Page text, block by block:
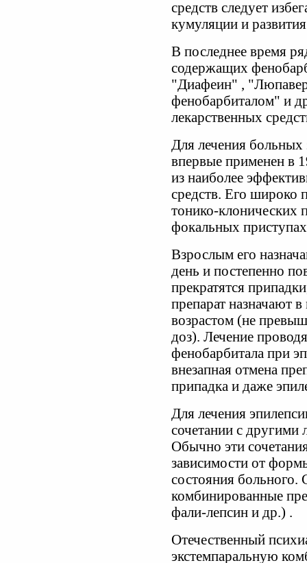
средств следует
кумуляции и
В последнее время
содержащих
"Диафеин" ,
фенобарбиталом" и
лекарственных
Для лечения больных
впервые применен в
из наиболее
средств. Его широко
тонико-клонических
фокальных
Взрослым его
день и постепенно
прекратятся
препарат назначают
возрастом (не
доз). Лечение
фенобарбитала при
внезапная отмена
припадка и даже
Для лечения
сочетании с другими
Обычно эти
зависимости от
состояния больного.
комбинированные
фали-лепсин и др.) .
Отечественный
экстемпаральную